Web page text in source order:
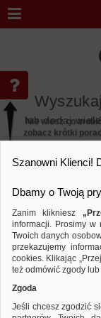
lub dodaj
Porównaj
Nie wiesz co
zobacz krótki
Szanowni Klienci!
Dbamy o Twoją
Zanim klikniesz
informacji. Prosimy
Twoich danych
przekazujemy
cookies. Klikając
też odmówić zgody
Zgoda
Jeśli chcesz zgodzić